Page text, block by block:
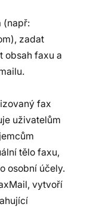
(např:
zadat
obsah faxu a
fax
uživatelům
tělo faxu,
osobní účely.
vytvoří